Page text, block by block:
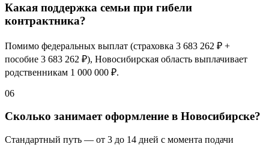
Какая поддержка семьи при гибели
контрактника?
Помимо федеральных выплат (страховка 3 683 262 ₽ +
пособие 3 683 262 ₽), Новосибирская область выплачивает
родственникам 1 000 000 ₽.
06
Сколько занимает оформление в Новосибирске?
Стандартный путь — от 3 до 14 дней с момента подачи